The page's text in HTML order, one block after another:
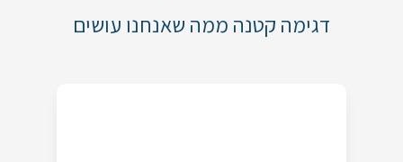
דגימה קטנה ממה שאנחנו עושים